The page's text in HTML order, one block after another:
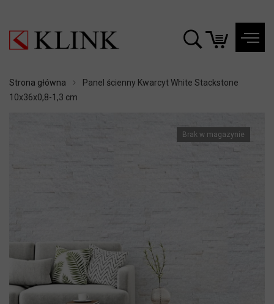
Strona główna
Panel ścienny Kwarcyt White Stackstone
10x36x0,8-1,3 cm
Brak w magazynie